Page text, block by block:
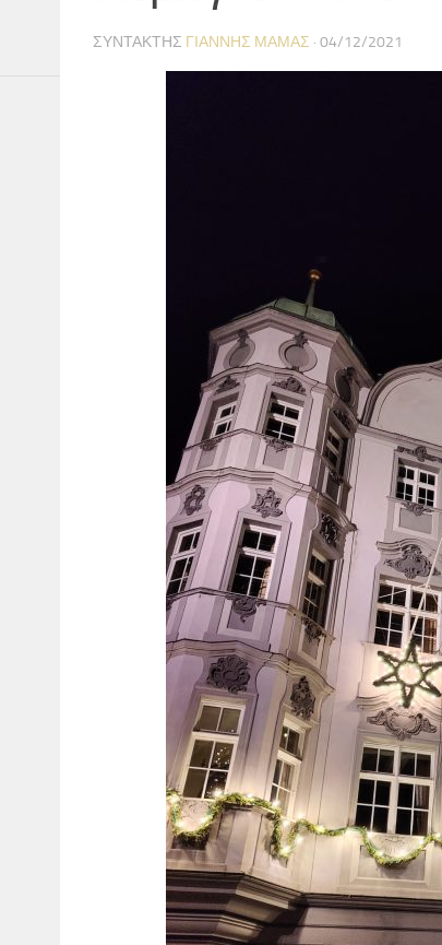
ΣΥΝΤΆΚΤΗΣ ΓΙΆΝΝΗΣ ΜΑΜΆΣ · 04/12/2021